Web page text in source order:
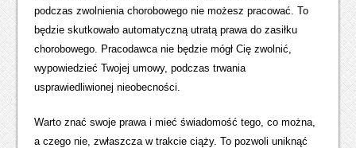
podczas zwolnienia chorobowego nie możesz pracować. To
będzie skutkowało automatyczną utratą prawa do zasiłku
chorobowego. Pracodawca nie będzie mógł Cię zwolnić,
wypowiedzieć Twojej umowy, podczas trwania
usprawiedliwionej nieobecności.
Warto znać swoje prawa i mieć świadomość tego, co można,
a czego nie, zwłaszcza w trakcie ciąży. To pozwoli uniknąć